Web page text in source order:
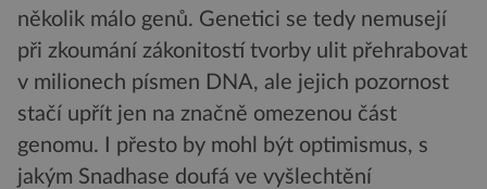
několik málo genů. Genetici se tedy nemusejí
při zkoumání zákonitostí tvorby ulit přehrabovat
v milionech písmen DNA, ale jejich pozornost
stačí upřít jen na značně omezenou část
genomu. I přesto by mohl být optimismus, s
jakým Snadhase doufá ve vyšlechtění